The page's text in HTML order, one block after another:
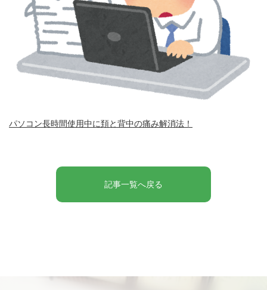
パソコン長時間使用中に頚と背中の痛み解消法！
記事一覧へ戻る